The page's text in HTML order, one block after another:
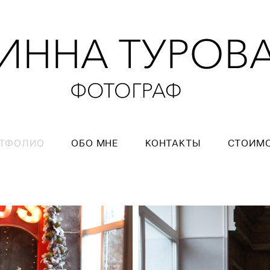
ОБО МНЕ КОНТАКТЫ